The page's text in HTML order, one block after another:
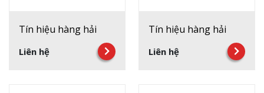
Tín hiệu hàng hải
Liên hệ
Tín hiệu hàng hải
Liên hệ